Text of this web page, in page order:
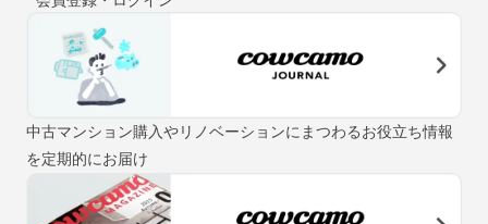
中古マンション購入やリノベーションにまつわるお役立ち情報
を定期的にお届け